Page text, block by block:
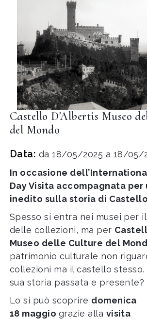
Castello D'Albertis Museo
del Mondo
Data: da 18/05/2025 a 18/05/
In occasione
Day Visita accompagnata per
inedito sulla storia di Castello
Spesso si entra nei musei per
delle collezioni, ma per
Museo delle Culture del
patrimonio culturale non
collezioni ma il castello stesso.
sua storia passata e presente?
Lo si può scoprire domenica
18 maggio grazie alla visita